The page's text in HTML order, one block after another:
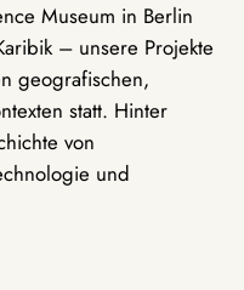
Museum in Berlin
– unsere Projekte
geografischen,
statt. Hinter
von
und